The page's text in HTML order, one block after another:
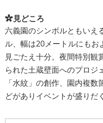
見どころ
六義園のシンボルともいえ
ル、幅は20メートルにも
見ごたえ十分。夜間特別観
られた土蔵壁面へのプロジ
「水紋」の創作、園内複
どがありイベントが盛りだ